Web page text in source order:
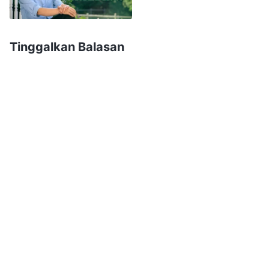
mendengarkan." Jadi, kami membagikan firman
Tinggalkan Balasan